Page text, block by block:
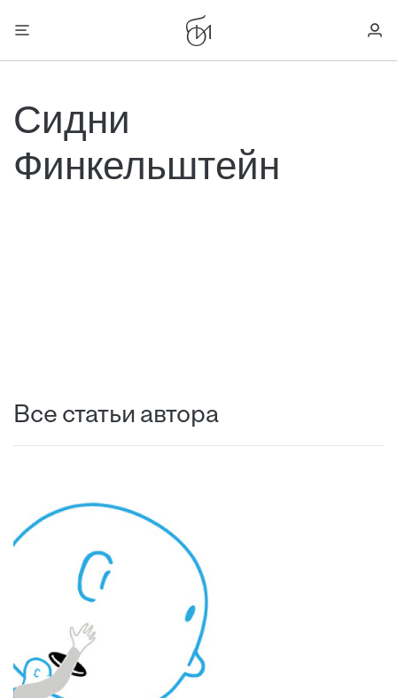
Сидни
Финкельштейн
Все статьи автора